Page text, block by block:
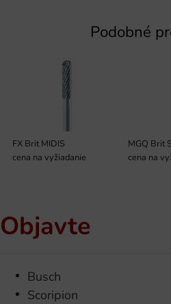
Podobné
FX Brit MIDIS
cena na vyžiadanie
MGQ Brit
cena na
Objavte
Busch
Scoripion